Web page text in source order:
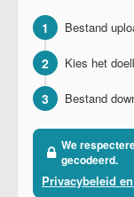
1 Bestand
2 Kies het
3 Bestand
We
gecodeerd.
Privacybeleid